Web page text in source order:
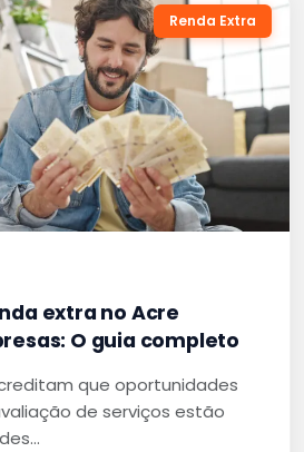
Renda Extra
extra no Acre
O guia completo
que oportunidades
de serviços estão